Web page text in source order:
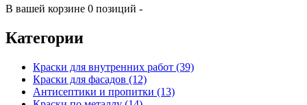
В вашей корзине 0 позиций -
Категории
Краски для внутренних работ (39)
Краски для фасадов (12)
Антисептики и пропитки (13)